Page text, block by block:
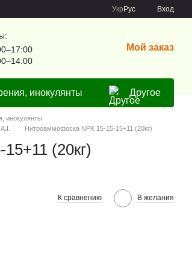
Укр Рус Вход
Мой заказ
инокулянты Другое
инокулянты
Нитроаммофоска NPK 15-15-15+11 (20кг)
(20кг)
К сравнению В желания